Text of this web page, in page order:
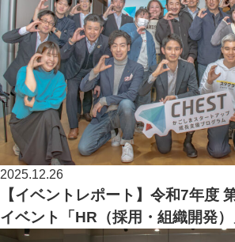
2025.12.26
【イベントレポート】令和7年度
イベント「HR（採用・組織開発）